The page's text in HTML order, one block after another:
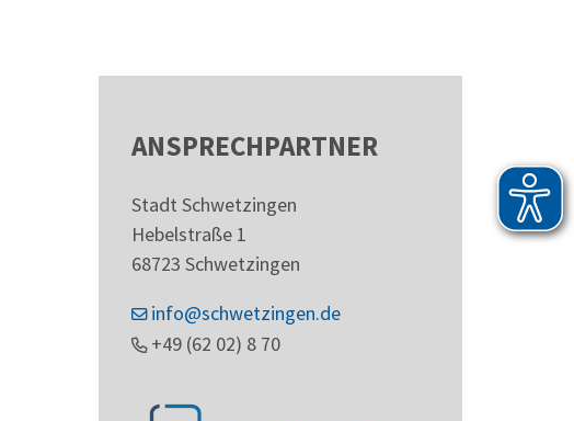
ANSPRECHPARTNER
Stadt Schwetzingen
Hebelstraße 1
68723 Schwetzingen
info@schwetzingen.de
+49 (62 02) 8 70